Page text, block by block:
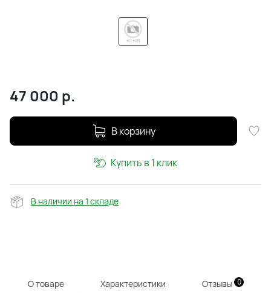
47 000 р.
В корзину
Купить в 1 клик
В наличии на 1 складе
О товаре Характеристики Отзывы 0